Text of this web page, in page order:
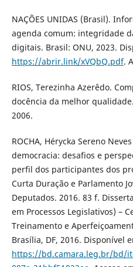
NAÇÕES UNIDAS (Brasil).
agenda comum: integridade
digitais. Brasil: ONU, 2023.
https://abrir.link/xVQbQ.pdf.
RIOS, Terezinha Azerêdo.
docência da melhor
2006.
ROCHA, Hérycka Sereno
democracia: desafios e
perfil dos participantes dos
Curta Duração e Parlamento
Deputados. 2016. 83 f.
em Processos Legislativos) –
Treinamento e
Brasília, DF, 2016. Disponível
https://bd.camara.leg.br/bd/